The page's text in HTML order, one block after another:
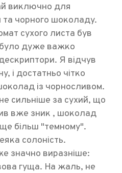
виключно для
та чорного шоколаду.
сухого листа був
дуже важко
Я відчув
і достатньо чітко
із чорносливом.
сильніше за сухий, що
вже зник , шоколад
більш "темному".
солоність.
значно виразніше:
гуща. На жаль, не